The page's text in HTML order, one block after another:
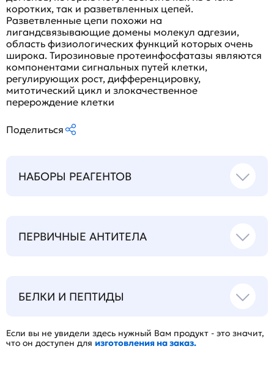
коротких, так и разветвленных цепей.
Разветвленные цепи похожи на
лигандсвязывающие домены молекул адгезии,
область физиологических функций которых очень
широка. Тирозиновые протеинфосфатазы являются
компонентами сигнальных путей клетки,
регулирующих рост, дифференцировку,
митотический цикл и злокачественное
перерождение клетки
Поделиться
НАБОРЫ РЕАГЕНТОВ
ПЕРВИЧНЫЕ АНТИТЕЛА
БЕЛКИ И ПЕПТИДЫ
Если вы не увидели здесь нужный Вам продукт - это значит,
что он доступен для изготовления на заказ.